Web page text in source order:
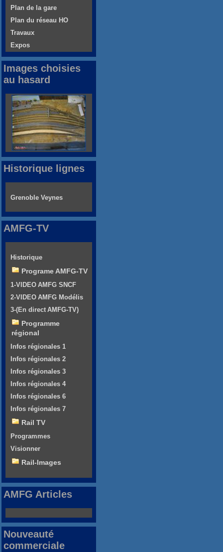
Plan de la gare
Plan du réseau HO
Travaux
Expos
Images choisies
au hasard
Historique lignes
Grenoble Veynes
AMFG-TV
Historique
Programe AMFG-TV
1-VIDEO AMFG SNCF
2-VIDEO AMFG Modélis
3-(En direct AMFG-TV)
Programme
régional
Infos régionales 1
Infos régionales 2
Infos régionales 3
Infos régionales 4
Infos régionales 6
Infos régionales 7
Rail TV
Programmes
Visionner
Rail-Images
AMFG Articles
Nouveauté
commerciale